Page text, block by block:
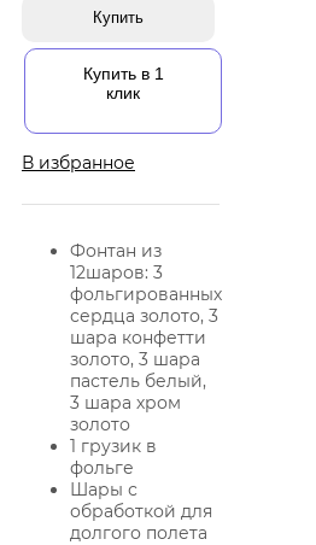
Купить
Купить в 1
клик
В избранное
Фонтан из
12шаров: 3
фольгированных
сердца золото, 3
шара конфетти
золото, 3 шара
пастель белый,
3 шара хром
золото
1 грузик в
фольге
Шары с
обработкой для
долгого полета